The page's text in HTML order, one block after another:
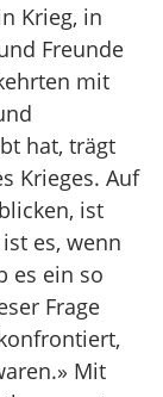
Krieg, in
Freunde
mit
hat, trägt
Krieges. Auf
ist
es, wenn
es ein so
Frage
Mit